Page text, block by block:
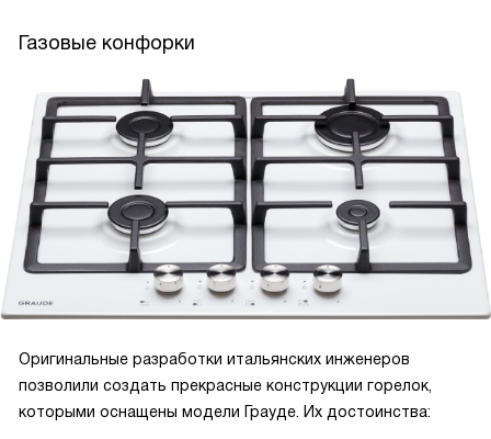
Газовые конфорки
Оригинальные разработки итальянских инженеров
позволили создать прекрасные конструкции горелок,
которыми оснащены модели Грауде. Их достоинства: